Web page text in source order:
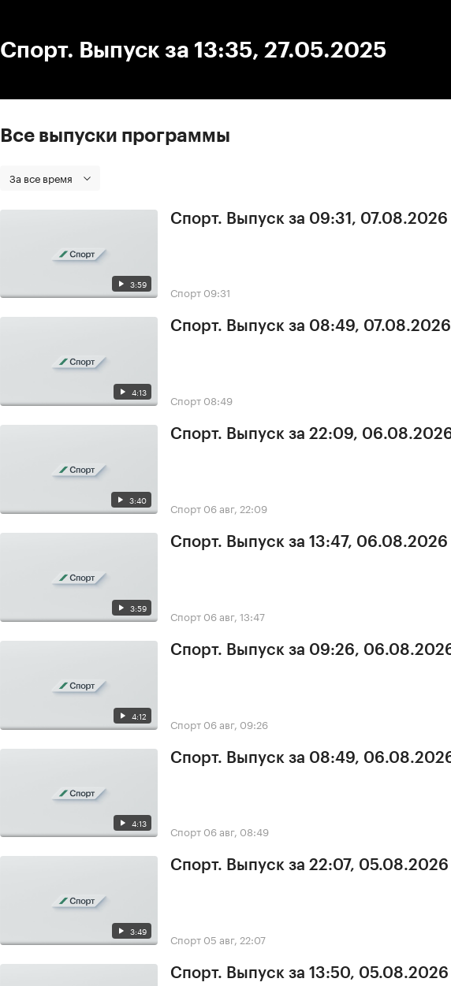
Спорт. Выпуск за 13:35, 27.05.2025
Все выпуски программы
За все время
3:59
Спорт. Выпуск за 09:31, 07.08.2026
Спорт 09:31
4:13
Спорт. Выпуск за 08:49, 07.08.2026
Спорт 08:49
3:40
Спорт. Выпуск за 22:09,
Спорт 06 авг, 22:09
3:59
Спорт. Выпуск за 13:47, 06.08.2026
Спорт 06 авг, 13:47
4:12
Спорт. Выпуск за 09:26,
Спорт 06 авг, 09:26
4:13
Спорт. Выпуск за 08:49,
Спорт 06 авг, 08:49
3:49
Спорт. Выпуск за 22:07, 05.08.2026
Спорт 05 авг, 22:07
Спорт. Выпуск за 13:50, 05.08.2026